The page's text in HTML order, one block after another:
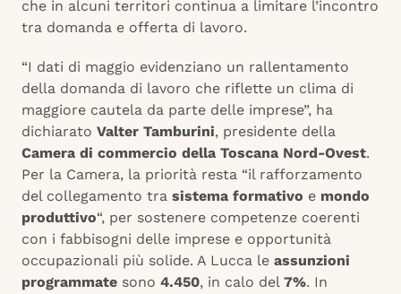
che in alcuni territori continua a limitare l’incontro
tra domanda e offerta di lavoro.
“I dati di maggio evidenziano un rallentamento
della domanda di lavoro che riflette un clima di
maggiore cautela da parte delle imprese”, ha
dichiarato Valter Tamburini, presidente della
Camera di commercio della Toscana Nord-Ovest.
Per la Camera, la priorità resta “il rafforzamento
del collegamento tra sistema formativo e mondo
produttivo“, per sostenere competenze coerenti
con i fabbisogni delle imprese e opportunità
occupazionali più solide. A Lucca le assunzioni
programmate sono 4.450, in calo del 7%. In